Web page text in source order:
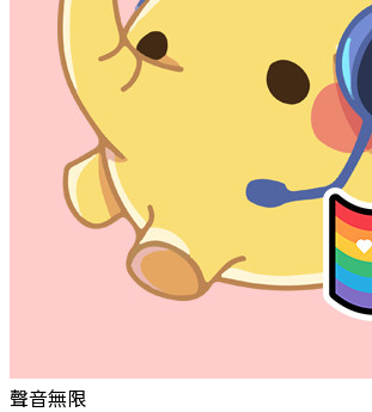
聲音無限